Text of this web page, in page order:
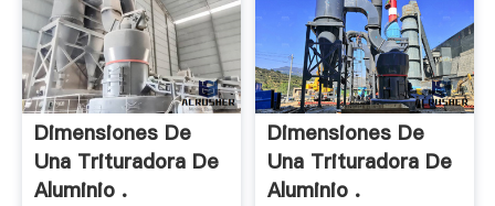
Dimensiones De
Una Trituradora De
Aluminio .
Dimensiones De
Una Trituradora De
Aluminio .